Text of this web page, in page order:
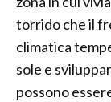
torrido che il
climatica
sole e
possono